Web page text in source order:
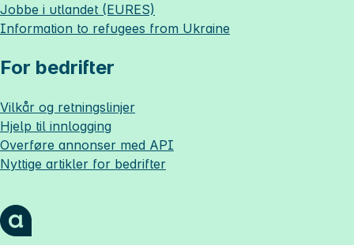
Jobbe i utlandet (EURES)
Information to refugees from Ukraine
For bedrifter
Vilkår og retningslinjer
Hjelp til innlogging
Overføre annonser med API
Nyttige artikler for bedrifter